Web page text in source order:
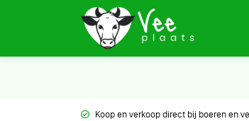
Koop en verkoop direct bij boeren en